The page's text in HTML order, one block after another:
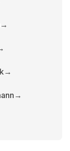
→
→
→